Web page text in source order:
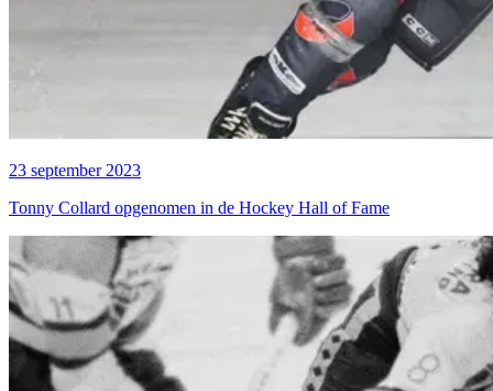
23 september 2023
Tonny Collard opgenomen in de Hockey Hall of Fame